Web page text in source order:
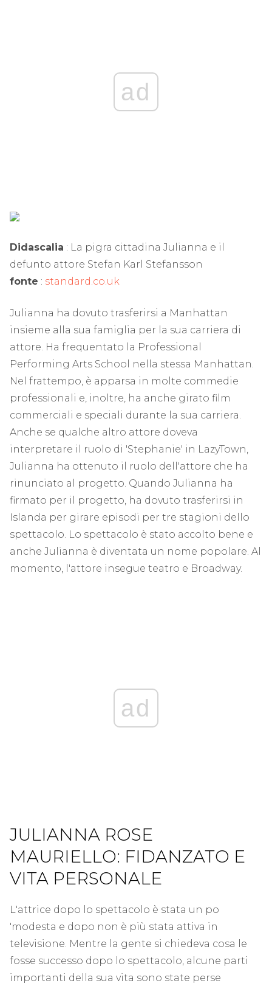
ad
Didascalia : La pigra cittadina Julianna e il
defunto attore Stefan Karl Stefansson
fonte : standard.co.uk
Julianna ha dovuto trasferirsi a Manhattan
insieme alla sua famiglia per la sua carriera di
attore. Ha frequentato la Professional
Performing Arts School nella stessa Manhattan.
Nel frattempo, è apparsa in molte commedie
professionali e, inoltre, ha anche girato film
commerciali e speciali durante la sua carriera.
Anche se qualche altro attore doveva
interpretare il ruolo di 'Stephanie' in LazyTown,
Julianna ha ottenuto il ruolo dell'attore che ha
rinunciato al progetto. Quando Julianna ha
firmato per il progetto, ha dovuto trasferirsi in
Islanda per girare episodi per tre stagioni dello
spettacolo. Lo spettacolo è stato accolto bene e
anche Julianna è diventata un nome popolare. Al
momento, l'attore insegue teatro e Broadway.
ad
JULIANNA ROSE
MAURIELLO: FIDANZATO E
VITA PERSONALE
L'attrice dopo lo spettacolo è stata un po
'modesta e dopo non è più stata attiva in
televisione. Mentre la gente si chiedeva cosa le
fosse successo dopo lo spettacolo, alcune parti
importanti della sua vita sono state perse